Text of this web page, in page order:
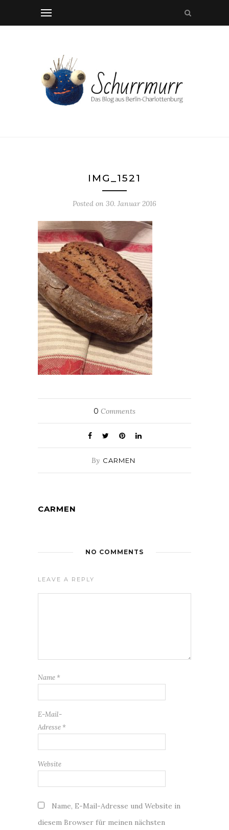
IMG_1521
Posted on 30. Januar 2016
0 Comments
By CARMEN
CARMEN
NO COMMENTS
LEAVE A REPLY
Name *
E-Mail-
Adresse *
Website
Name, E-Mail-Adresse und Website in
diesem Browser für meinen nächsten